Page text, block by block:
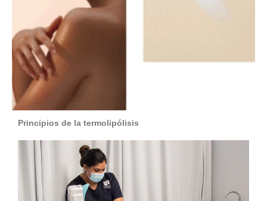
Principios de la termolipólisis